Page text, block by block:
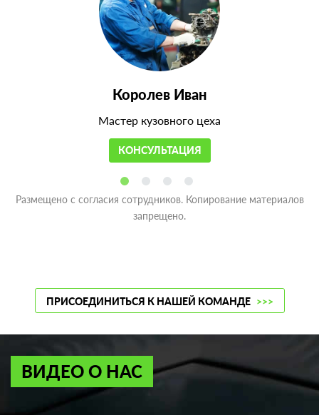
Королев Иван
Мастер кузовного цеха
КОНСУЛЬТАЦИЯ
Размещено с согласия сотрудников. Копирование материалов
запрещено.
ПРИСОЕДИНИТЬСЯ К НАШЕЙ КОМАНДЕ >>>
ВИДЕО О НАС